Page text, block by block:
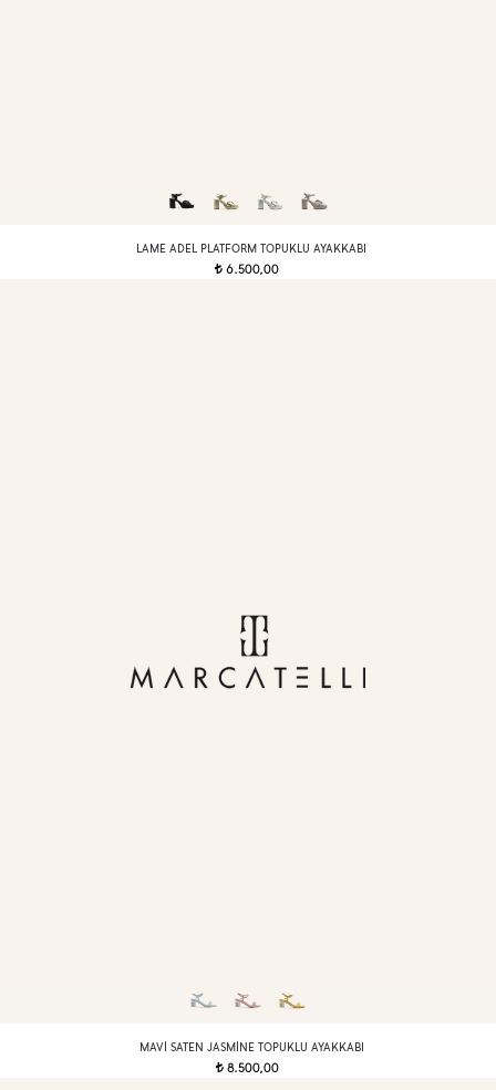
LAME ADEL PLATFORM TOPUKLU AYAKKABI
t 6.500,00
MAVI SATEN JASMINE TOPUKLU AYAKKABI
t8.500,00